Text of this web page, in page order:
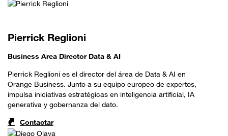
Pierrick Reglioni
Business Area Director Data & AI
Pierrick Reglioni es el director del área de Data & AI en
Orange Business. Junto a su equipo europeo de expertos,
impulsa iniciativas estratégicas en inteligencia artificial, IA
generativa y gobernanza del dato.
Contactar